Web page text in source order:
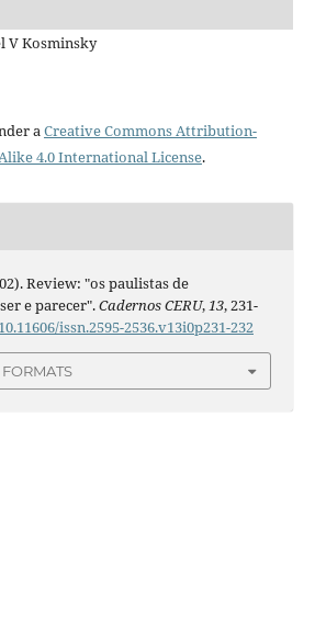
V Kosminsky
aCreative Commons Attribution-
4.0 International License.
Review: "os paulistas de
e parecer".Cadernos CERU,13, 231-
issn.2595-2536.v13i0p231-232